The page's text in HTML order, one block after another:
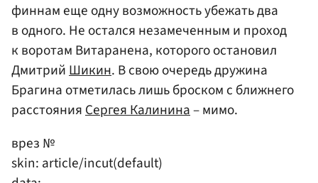
финнам еще одну возможность убежать два
в одного. Не остался незамеченным и проход
к воротам Витаранена, которого остановил
ДмитрийШикин. В свою очередь дружина
Брагина отметилась лишь броском с ближнего
расстоянияСергея Калинина– мимо.
врез №
skin: article/incut(default)